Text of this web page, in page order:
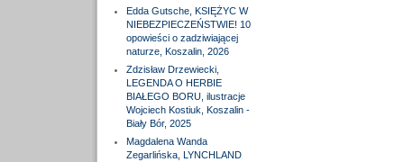
Edda Gutsche, KSIĘŻYC W
NIEBEZPIECZEŃSTWIE! 10
opowieści o zadziwiającej
naturze, Koszalin, 2026
Zdzisław Drzewiecki,
LEGENDA O HERBIE
BIAŁEGO BORU, ilustracje
Wojciech Kostiuk, Koszalin -
Biały Bór, 2025
Magdalena Wanda
Zegarlińska, LYNCHLAND